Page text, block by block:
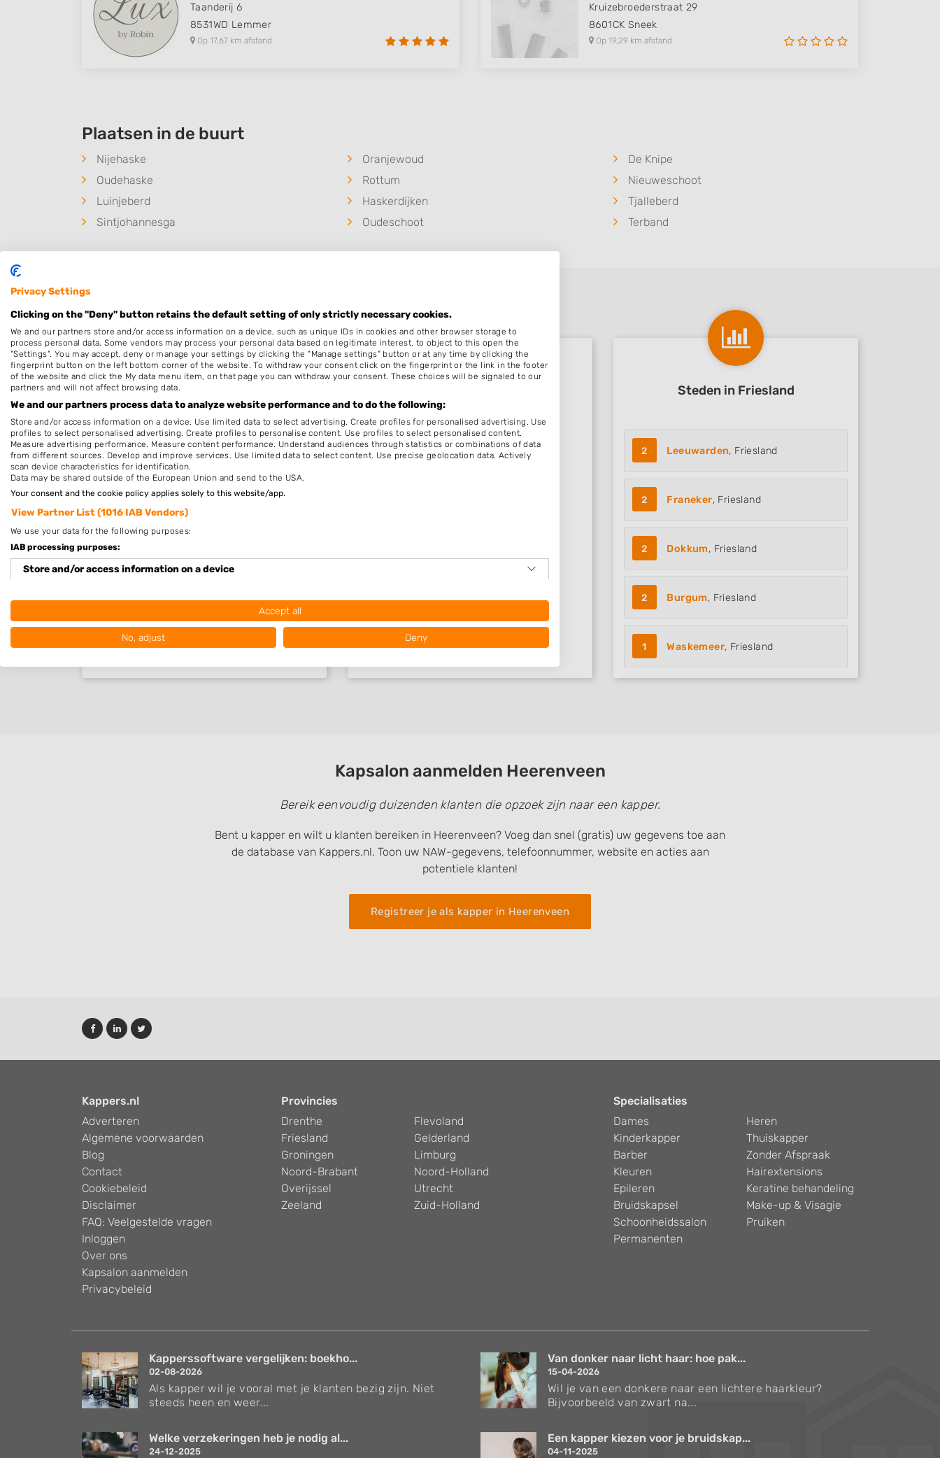
Taanderij 6
8531WD Lemmer
Op 17,67 km afstand
Kruizebroederstraat 29
8601CK Sneek
Op 19,29 km afstand
Plaatsen in de buurt
Nijehaske Oranjewoud
De Knipe
Oudehaske
Rottum
Nieuweschoot
Luinjeberd
Haskerdijken
Tjalleberd
Sintjohannesga
Oudeschoot Terband
Nieuw in Heerenveen
Nancy’s HairSalon
Heerenveen, Friesland 29-06-2020
Nog geen statistieken beschikbaar.
Steden in Friesland
2 Leeuwarden, Friesland
2 Franeker, Friesland
2 Dokkum, Friesland
2 Burgum, Friesland
1 Waskemeer, Friesland
Kapsalon aanmelden Heerenveen
Bereik eenvoudig duizenden klanten die opzoek zijn naar een kapper.
Bent u kapper en wilt u klanten bereiken in Heerenveen? Voeg dan snel (gratis) uw gegevens toe aan
de database van Kappers.nl. Toon uw NAW-gegevens, telefoonnummer, website en acties aan
potentiele klanten!
Registreer je als kapper in Heerenveen
Kappers.nl
Adverteren
Algemene voorwaarden
Blog
Contact
Cookiebeleid
Disclaimer
FAQ: Veelgestelde vragen
Inloggen
Over ons
Kapsalon aanmelden
Privacybeleid
Provincies
Drenthe
Flevoland
Friesland
Gelderland
Groningen
Limburg
Noord-Brabant
Noord-Holland
Overijssel
Utrecht
Zeeland
Zuid-Holland
Specialisaties
Dames
Heren
Kinderkapper
Thuiskapper
Barber
Zonder Afspraak
Kleuren
Hairextensions
Epileren
Keratine behandeling
Bruidskapsel
Make-up & Visagie
Schoonheidssalon
Pruiken
Permanenten
Kapperssoftware vergelijken: boekho...
02-08-2026
Als kapper wil je vooral met je klanten bezig zijn. Niet
steeds heen en weer...
Van donker naar licht haar: hoe pak...
15-04-2026
Wil je van een donkere naar een lichtere haarkleur?
Bijvoorbeeld van zwart na...
Welke verzekeringen heb je nodig al...
24-12-2025
Een kapper kiezen voor je bruidskap...
04-11-2025
Privacy Settings
Clicking on the "Deny" button retains the default setting of only strictly necessary cookies.
We and our partners store and/or access information on a device, such as unique IDs in cookies and other browser storage to
process personal data. Some vendors may process your personal data based on legitimate interest, to object to this open the
"Settings". You may accept, deny or manage your settings by clicking the "Manage settings" button or at any time by clicking the
fingerprint button on the left bottom corner of the website. To withdraw your consent click on the fingerprint or the link in the footer
of the website and click the My data menu item, on that page you can withdraw your consent. These choices will be signaled to our
partners and will not affect browsing data.
We and our partners process data to analyze website performance and to do the following:
Store and/or access information on a device. Use limited data to select advertising. Create profiles for personalised advertising. Use
profiles to select personalised advertising. Create profiles to personalise content. Use profiles to select personalised content.
Measure advertising performance. Measure content performance. Understand audiences through statistics or combinations of data
from different sources. Develop and improve services. Use limited data to select content. Use precise geolocation data. Actively
scan device characteristics for identification.
Data may be shared outside of the European Union and send to the USA.
Your consent and the cookie policy applies solely to this website/app.
View Partner List (1016 IAB Vendors)
We use your data for the following purposes:
IAB processing purposes:
Store and/or access information on a device
Create profiles for personalised advertising
Create profiles to personalise content
Understand audiences through statistics or combinations of data from different
Accept all
No, adjust Deny